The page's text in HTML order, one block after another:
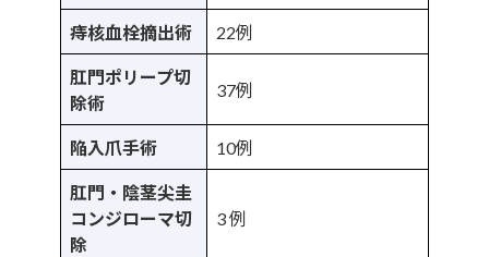
痔核血栓摘出術 22例
肛門ポリープ切
除術
37例
陥入爪手術 10例
肛門・陰茎尖圭
コンジローマ切
除
3 例